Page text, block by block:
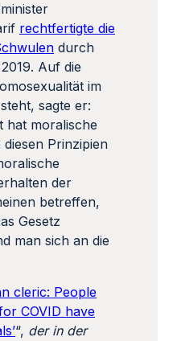
rechtfertigte die
durch
Auf die
im
sagte er:
hat moralische
Prinzipien
der
betreffen,
Gesetz
man sich an die
cleric: People
COVID have
“, der in der